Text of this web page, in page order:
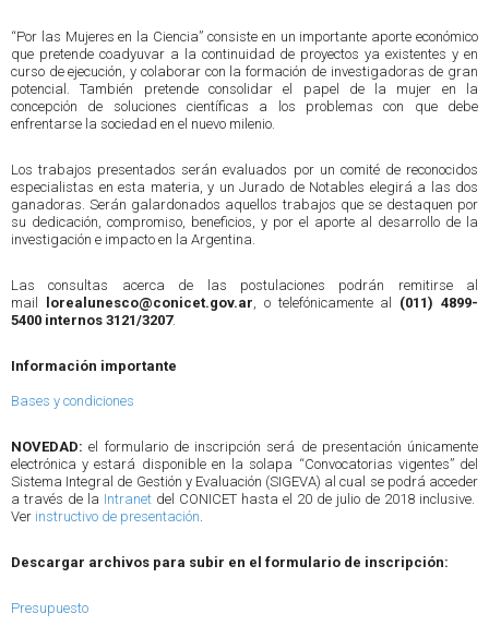
“Por las Mujeres en la Ciencia” consiste en un importante aporte económico
que pretende coadyuvar a la continuidad de proyectos ya existentes y en
curso de ejecución, y colaborar con la formación de investigadoras de gran
potencial. También pretende consolidar el papel de la mujer en la
concepción de soluciones científicas a los problemas con que debe
enfrentarse la sociedad en el nuevo milenio.
Los trabajos presentados serán evaluados por un comité de reconocidos
especialistas en esta materia, y un Jurado de Notables elegirá a las dos
ganadoras. Serán galardonados aquellos trabajos que se destaquen por
su dedicación, compromiso, beneficios, y por el aporte al desarrollo de la
investigación e impacto en la Argentina.
Las consultas acerca de las postulaciones podrán remitirse al
mail
lorealunesco@conicet.gov.ar, o telefónicamente al (011) 4899-
5400 internos 3121/3207.
Información importante
Bases y condiciones
NOVEDAD: el formulario de inscripción será de presentación únicamente
electrónica y estará disponible en la solapa “Convocatorias vigentes” del
Sistema Integral de Gestión y Evaluación (SIGEVA) al cual se podrá acceder
a través de la Intranet del CONICET hasta el 20 de julio de 2018 inclusive.
Ver instructivo de presentación.
Descargar archivos para subir en el formulario de inscripción:
Presupuesto